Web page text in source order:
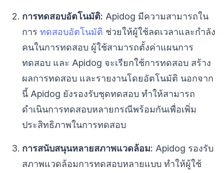
การทดสอบอัตโนมัติ: Apidog มีความสามารถใน
การ ทดสอบอัตโนมัติ ช่วยให้ผู้ใช้ลดเวลาและกำลัง
คนในการทดสอบ ผู้ใช้สามารถตั้งค่าแผนการ
ทดสอบ และ Apidog จะเรียกใช้การทดสอบ สร้าง
ผลการทดสอบ และรายงานโดยอัตโนมัติ นอกจาก
นี้ Apidog ยังรองรับชุดทดสอบ ทำให้สามารถ
ดำเนินการทดสอบหลายกรณีพร้อมกันเพื่อเพิ่ม
ประสิทธิภาพในการทดสอบ
การสนับสนุนหลายสภาพแวดล้อม: Apidog รองรับ
สภาพแวดล้อมการทดสอบหลายแบบ ทำให้ผู้ใช้